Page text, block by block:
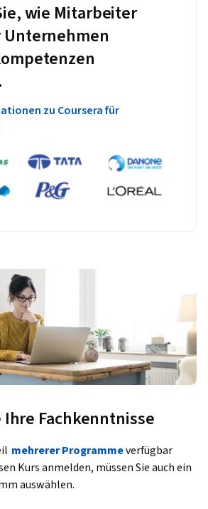
wie Mitarbeiter
zu Coursera für
Fachkenntnisse
mehrerer Programmeverfügbar
Kurs anmelden, müssen Sie auch ein
auswählen.